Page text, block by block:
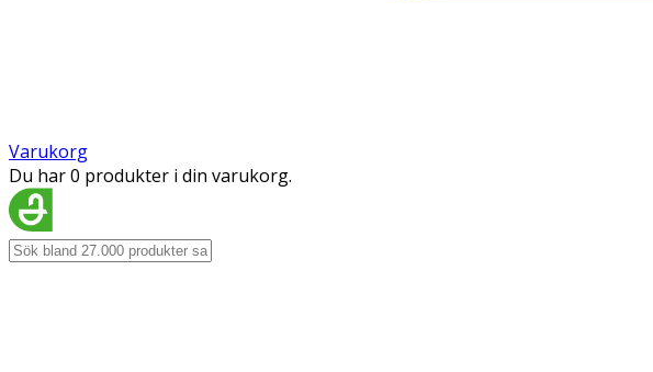
Varukorg
Du har 0 produkter i din varukorg.